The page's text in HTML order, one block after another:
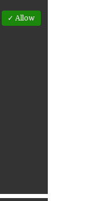
✓ Allow